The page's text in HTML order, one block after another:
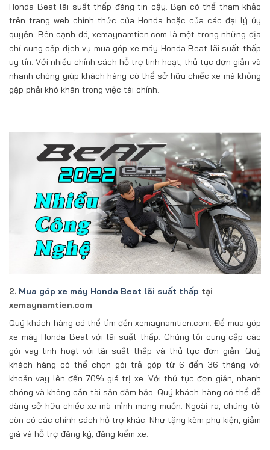
Honda Beat lãi suất thấp đáng tin cậy. Bạn có thể tham khảo
trên trang web chính thức của Honda hoặc của các đại lý ủy
quyền. Bên cạnh đó, xemaynamtien.com là một trong những địa
chỉ cung cấp dịch vụ mua góp xe máy Honda Beat lãi suất thấp
uy tín. Với nhiều chính sách hỗ trợ linh hoạt, thủ tục đơn giản và
nhanh chóng giúp khách hàng có thể sở hữu chiếc xe mà không
gặp phải khó khăn trong việc tài chính.
2. Mua góp xe máy Honda Beat lãi suất thấp tại
xemaynamtien.com
Quý khách hàng có thể tìm đến xemaynamtien.com. Để mua góp
xe máy Honda Beat với lãi suất thấp. Chúng tôi cung cấp các
gói vay linh hoạt với lãi suất thấp và thủ tục đơn giản. Quý
khách hàng có thể chọn gói trả góp từ 6 đến 36 tháng với
khoản vay lên đến 70% giá trị xe. Với thủ tục đơn giản, nhanh
chóng và không cần tài sản đảm bảo. Quý khách hàng có thể dễ
dàng sở hữu chiếc xe mà mình mong muốn. Ngoài ra, chúng tôi
còn có các chính sách hỗ trợ khác. Như tặng kèm phụ kiện, giảm
giá và hỗ trợ đăng ký, đăng kiểm xe.